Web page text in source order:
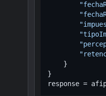
    }
}
response =